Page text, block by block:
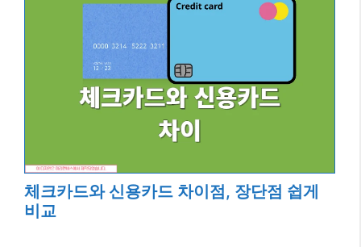
체크카드와 신용카드 차이점, 장단점 쉽게
비교